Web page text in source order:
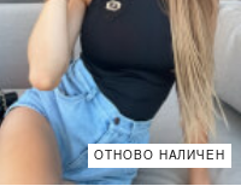
ОТНОВО НАЛИЧЕН